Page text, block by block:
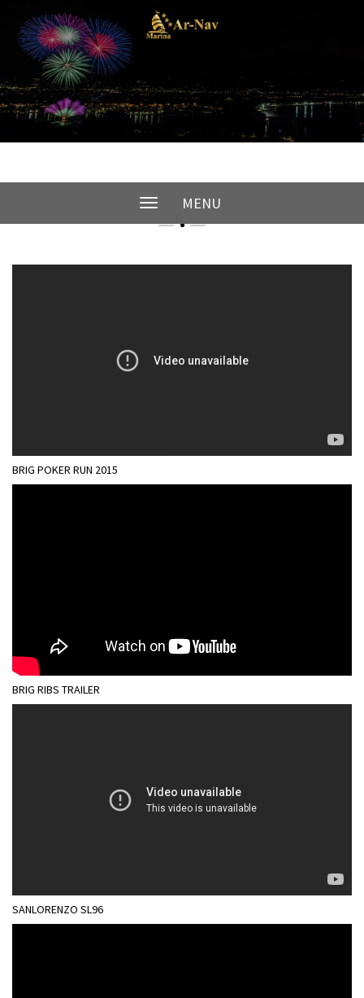
Toggle
navigation
MENU
VIDEO

BRIG POKER RUN 2015
BRIG RIBS TRAILER
SANLORENZO SL96